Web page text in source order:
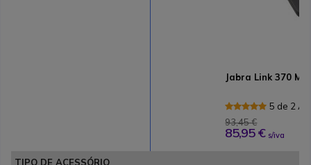
Jabra Link 370 MS
5 de 2
93,45 €
85,95 € s/iva
TIPO DE ACESSÓRIO